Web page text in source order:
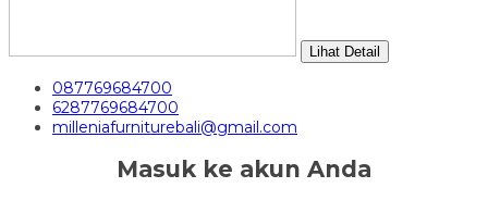
Lihat Detail
087769684700
6287769684700
milleniafurniturebali@gmail.com
Masuk ke akun Anda